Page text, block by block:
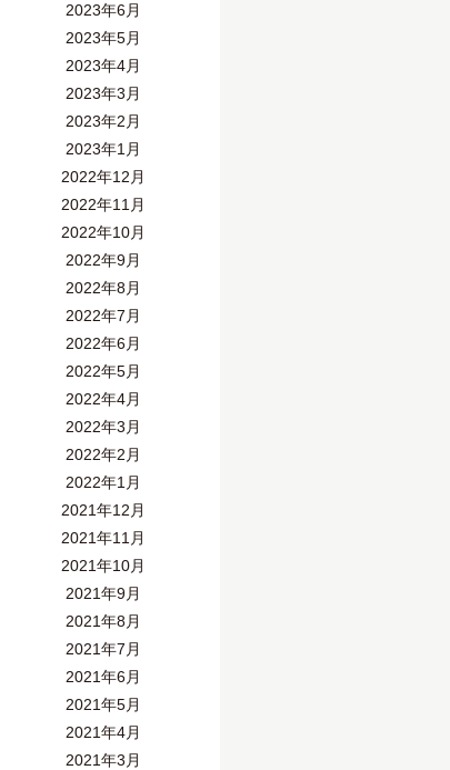
2023年6月
2023年5月
2023年4月
2023年3月
2023年2月
2023年1月
2022年12月
2022年11月
2022年10月
2022年9月
2022年8月
2022年7月
2022年6月
2022年5月
2022年4月
2022年3月
2022年2月
2022年1月
2021年12月
2021年11月
2021年10月
2021年9月
2021年8月
2021年7月
2021年6月
2021年5月
2021年4月
2021年3月